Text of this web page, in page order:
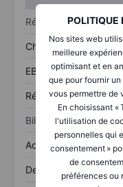
POLITIQUE
Nos sites web
meilleure
optimisant et en
que pour fournir
vous permettre de
En choisissant «
l'utilisation de
personnelles qui
consentement »
de
préférences ou
Résultats
Chiffre d’affaires
EBITDA
Résultat net
Bilan
Actifs totaux
Dette totale